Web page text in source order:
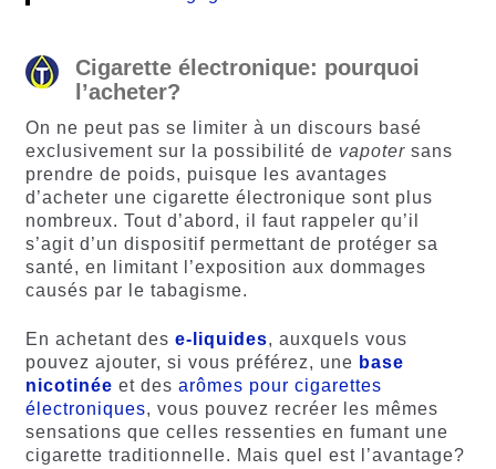
Cigarette électronique: pourquoi
l’acheter?
On ne peut pas se limiter à un discours basé
exclusivement sur la possibilité de vapotersans
prendre de poids, puisque les avantages
d’acheter une cigarette électronique sont plus
nombreux. Tout d’abord, il faut rappeler qu’il
s’agit d’un dispositif permettant de protéger sa
santé, en limitant l’exposition aux dommages
causés par le tabagisme.
En achetant des e-liquides, auxquels vous
pouvez ajouter, si vous préférez, une base
nicotinée et des arômes pour cigarettes
électroniques, vous pouvez recréer les mêmes
sensations que celles ressenties en fumant une
cigarette traditionnelle. Mais quel est l’avantage?